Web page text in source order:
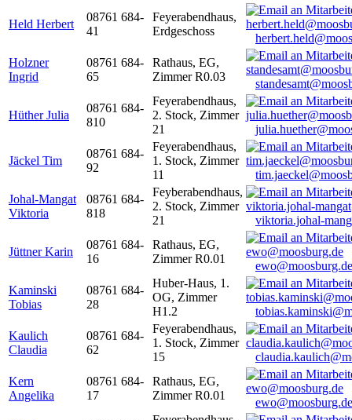
Held Herbert
08761 684-
41
Feyerabendhaus,
Erdgeschoss
Holzner
Ingrid
08761 684-
65
Rathaus, EG,
Zimmer R0.03
Hüther Julia
08761 684-
810
Feyerabendhaus,
2. Stock, Zimmer
21
Jäckel Tim
08761 684-
92
Feyerabendhaus,
1. Stock, Zimmer
11
Johal-Mangat
Viktoria
08761 684-
818
Feyberabendhaus,
2. Stock, Zimmer
21
viktoria.johal-
Jüttner Karin
08761 684-
16
Rathaus, EG,
Zimmer R0.01
ewo@moosburg.de
Kaminski
Tobias
08761 684-
28
Huber-Haus, 1.
OG, Zimmer
H1.2
Kaulich
Claudia
08761 684-
62
Feyerabendhaus,
1. Stock, Zimmer
15
Kern
Angelika
08761 684-
17
Rathaus, EG,
Zimmer R0.01
ewo@moosburg.de